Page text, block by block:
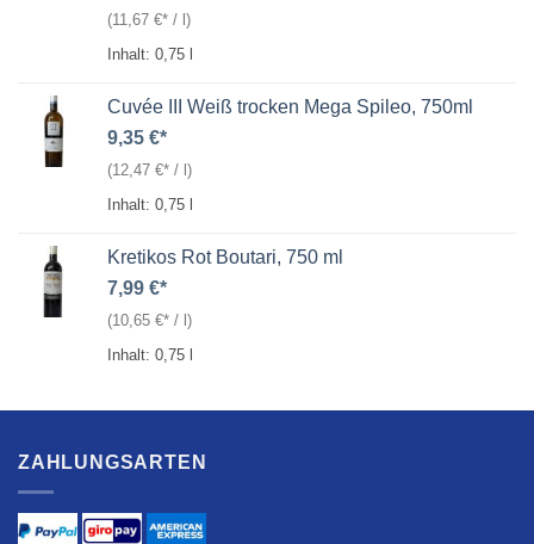
(11,67 € / )
Inhalt: 0,75
Cuvée III Weiß trocken Mega Spileo, 750ml
9,35 €
(12,47 € / )
Inhalt: 0,75
Kretikos Rot Boutari, 750 ml
7,99 €
(10,65 € / l)
Inhalt: 0,75
ZAHLUNGSARTEN